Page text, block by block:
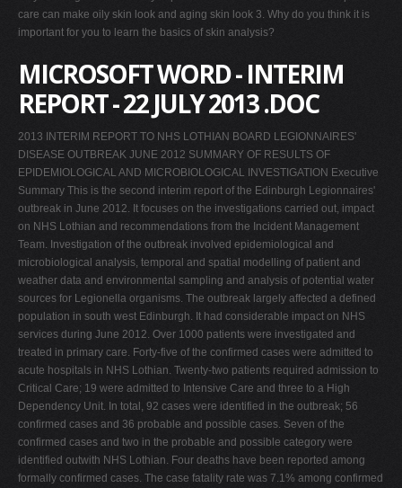
care can make oily skin look and aging skin look 3. Why do you think it is
important for you to learn the basics of skin analysis?
MICROSOFT WORD - INTERIM
REPORT - 22 JULY 2013 .DOC
2013 INTERIM REPORT TO NHS LOTHIAN BOARD LEGIONNAIRES'
DISEASE OUTBREAK JUNE 2012 SUMMARY OF RESULTS OF
EPIDEMIOLOGICAL AND MICROBIOLOGICAL INVESTIGATION Executive
Summary This is the second interim report of the Edinburgh Legionnaires'
outbreak in June 2012. It focuses on the investigations carried out, impact
on NHS Lothian and recommendations from the Incident Management
Team. Investigation of the outbreak involved epidemiological and
microbiological analysis, temporal and spatial modelling of patient and
weather data and environmental sampling and analysis of potential water
sources for Legionella organisms. The outbreak largely affected a defined
population in south west Edinburgh. It had considerable impact on NHS
services during June 2012. Over 1000 patients were investigated and
treated in primary care. Forty-five of the confirmed cases were admitted to
acute hospitals in NHS Lothian. Twenty-two patients required admission to
Critical Care; 19 were admitted to Intensive Care and three to a High
Dependency Unit. In total, 92 cases were identified in the outbreak; 56
confirmed cases and 36 probable and possible cases. Seven of the
confirmed cases and two in the probable and possible category were
identified outwith NHS Lothian. Four deaths have been reported among
formally confirmed cases. The case fatality rate was 7.1% among confirmed